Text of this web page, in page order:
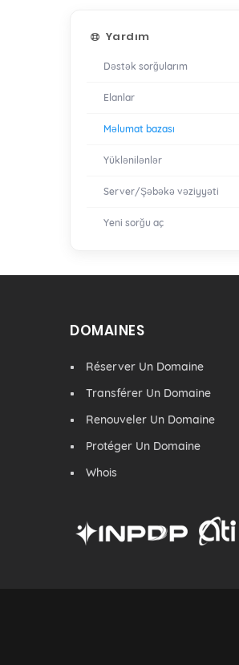
Yardım
Dəstək sorğularım
Elanlar
Məlumat bazası
Yüklənilənlər
Server/Şəbəkə vəziyyəti
Yeni sorğu aç
DOMAINES
Réserver Un Domaine
Transférer Un Domaine
Renouveler Un Domaine
Protéger Un Domaine
Whois